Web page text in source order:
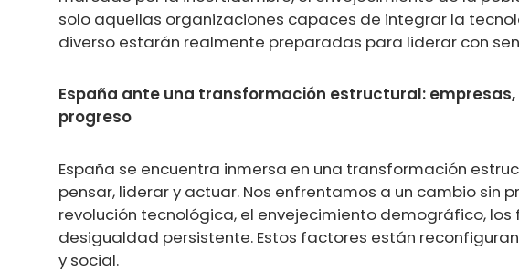
solo aquellas organizaciones capaces de integrar la
diverso estarán realmente preparadas para liderar con
España ante una transformación estructural: empresas,
progreso
España se encuentra inmersa en una transformación
pensar, liderar y actuar. Nos enfrentamos a un cambio sin
revolución tecnológica, el envejecimiento demográfico, los
desigualdad persistente. Estos factores están
y social.